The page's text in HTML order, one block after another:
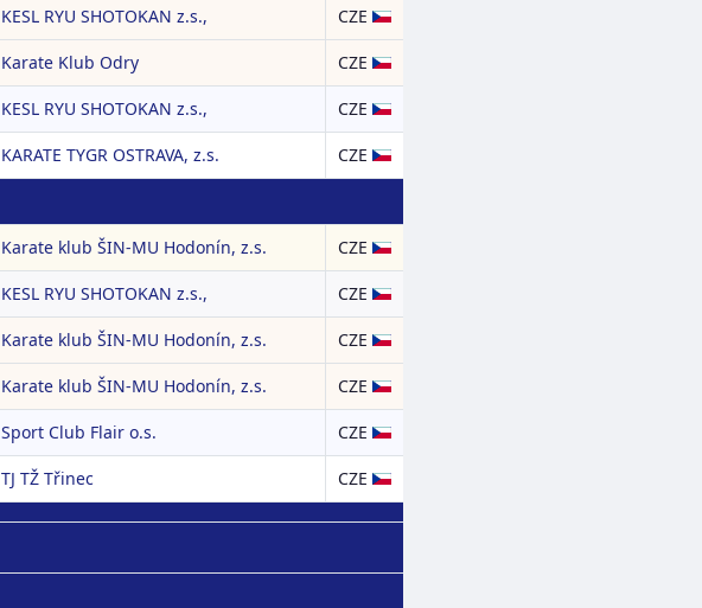
KESL RYU SHOTOKAN z.s., CZE
Karate Klub Odry CZE
KESL RYU SHOTOKAN z.s., CZE
KARATE TYGR OSTRAVA, z.s. CZE
Karate klub ŠIN-MU Hodonín, z.s. CZE
KESL RYU SHOTOKAN z.s., CZE
Karate klub ŠIN-MU Hodonín, z.s. CZE
Karate klub ŠIN-MU Hodonín, z.s. CZE
Sport Club Flair o.s. CZE
TJ TŽ Třinec CZE